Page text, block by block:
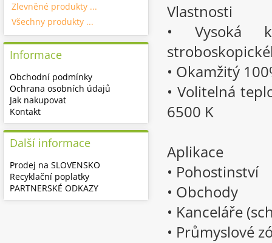
Vlastnosti
• Vysoká
• Okamžitý
• Volitelná
6500 K
Aplikace
• Pohostinství
• Obchody
• Kanceláře
• Průmyslové
Zlevněné produkty ...
Všechny produkty ...
Informace
Obchodní podmínky
Ochrana osobních údajů
Jak nakupovat
Kontakt
Další informace
Prodej na SLOVENSKO
Recyklační poplatky
PARTNERSKÉ ODKAZY